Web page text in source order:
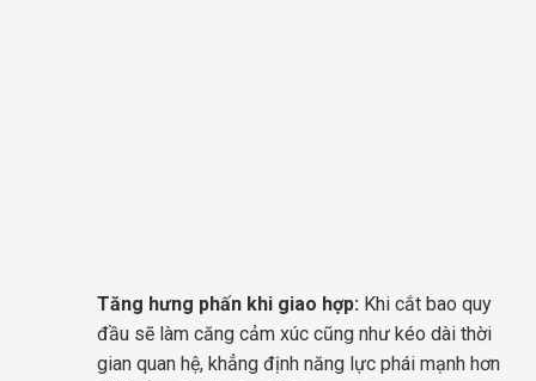
Tăng hưng phấn khi giao hợp: Khi cắt bao quy
đầu sẽ làm căng cảm xúc cũng như kéo dài thời
gian quan hệ, khẳng định năng lực phái mạnh hơn